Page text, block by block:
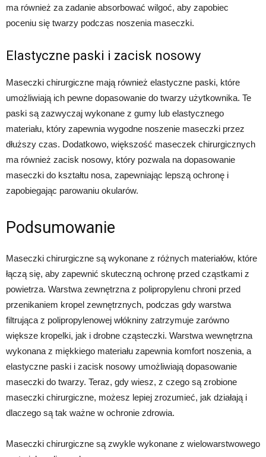
ma również za zadanie absorbować wilgoć, aby zapobiec
poceniu się twarzy podczas noszenia maseczki.
Elastyczne paski i zacisk nosowy
Maseczki chirurgiczne mają również elastyczne paski, które
umożliwiają ich pewne dopasowanie do twarzy użytkownika. Te
paski są zazwyczaj wykonane z gumy lub elastycznego
materiału, który zapewnia wygodne noszenie maseczki przez
dłuższy czas. Dodatkowo, większość maseczek chirurgicznych
ma również zacisk nosowy, który pozwala na dopasowanie
maseczki do kształtu nosa, zapewniając lepszą ochronę i
zapobiegając parowaniu okularów.
Podsumowanie
Maseczki chirurgiczne są wykonane z różnych materiałów, które
łączą się, aby zapewnić skuteczną ochronę przed cząstkami z
powietrza. Warstwa zewnętrzna z polipropylenu chroni przed
przenikaniem kropel zewnętrznych, podczas gdy warstwa
filtrująca z polipropylenowej włókniny zatrzymuje zarówno
większe kropelki, jak i drobne cząsteczki. Warstwa wewnętrzna
wykonana z miękkiego materiału zapewnia komfort noszenia, a
elastyczne paski i zacisk nosowy umożliwiają dopasowanie
maseczki do twarzy. Teraz, gdy wiesz, z czego są zrobione
maseczki chirurgiczne, możesz lepiej zrozumieć, jak działają i
dlaczego są tak ważne w ochronie zdrowia.
Maseczki chirurgiczne są zwykle wykonane z wielowarstwowego